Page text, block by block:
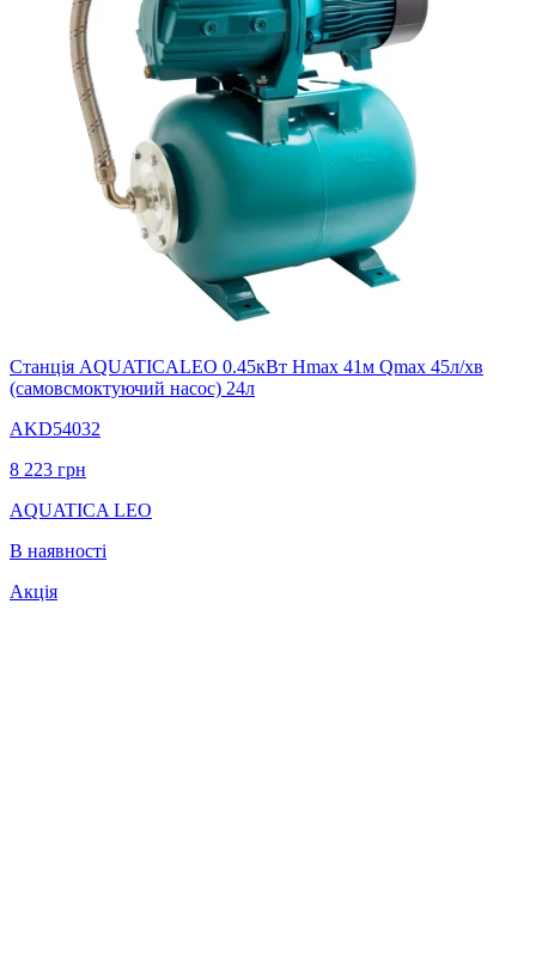
Станція AQUATICALEO 0.45кВт Hmax 41м Qmax 45л/хв
(самовсмоктуючий насос) 24л
AKD54032
8 223 грн
AQUATICA LEO
В наявності
Акція